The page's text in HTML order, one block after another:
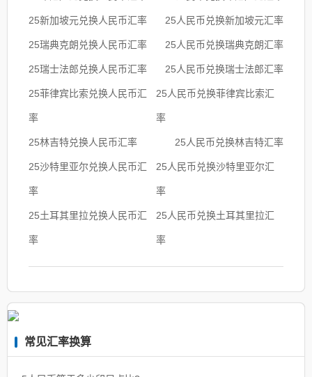
25新加坡元兑换人民币汇率 25人民币兑换新加坡元汇率
25瑞典克朗兑换人民币汇率 25人民币兑换瑞典克朗汇率
25瑞士法郎兑换人民币汇率 25人民币兑换瑞士法郎汇率
25菲律宾比索兑换人民币汇
率
25人民币兑换菲律宾比索汇
率
25林吉特兑换人民币汇率 25人民币兑换林吉特汇率
25沙特里亚尔兑换人民币汇
率
25人民币兑换沙特里亚尔汇
率
25土耳其里拉兑换人民币汇
率
25人民币兑换土耳其里拉汇
率
常见汇率换算